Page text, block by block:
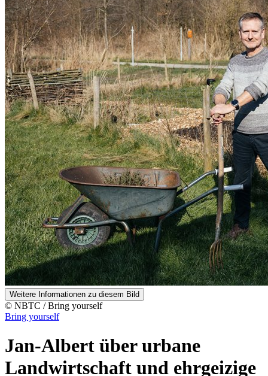
Weitere Informationen zu diesem Bild
© NBTC / Bring yourself
Bring yourself
Jan-Albert über urbane
Landwirtschaft und ehrgeizige